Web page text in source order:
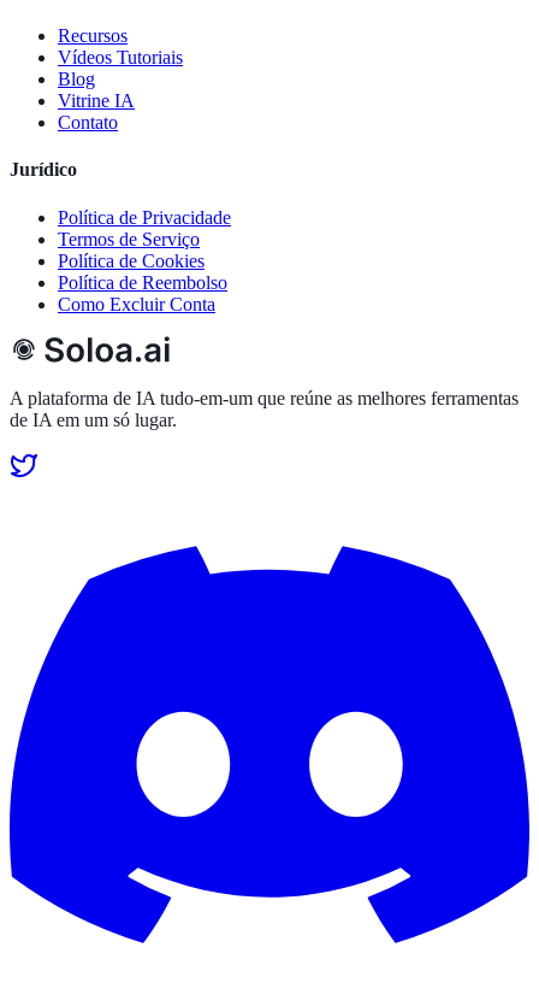
Recursos
Vídeos Tutoriais
Blog
Vitrine IA
Contato
Jurídico
Política de Privacidade
Termos de Serviço
Política de Cookies
Política de Reembolso
Como Excluir Conta
A plataforma de IA tudo-em-um que reúne as melhores ferramentas
de IA em um só lugar.